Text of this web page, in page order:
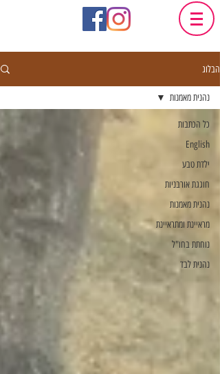
הבלוג
כל הכתבות
English
ילדת טבע
חוגגת אורבניות
נהנית מאמנות
מראיינת ומתראיינת
נוחתת בחו"ל
נהנית לבד
נהנית מאמנות